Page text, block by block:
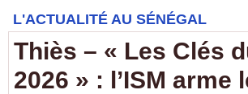
L'ACTUALITÉ AU SÉNÉGAL
Thiès – « Les Clés
2026 » : l’ISM arme